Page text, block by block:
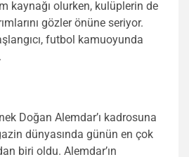
kaynağı olurken, kulüplerin de
gözler önüne seriyor.
futbol kamuoyunda
Doğan Alemdar’ı kadrosuna
dünyasında günün en çok
biri oldu. Alemdar’ın